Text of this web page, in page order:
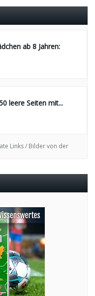
ab 8 Jahren:
leere Seiten mit...
Links / Bilder von der